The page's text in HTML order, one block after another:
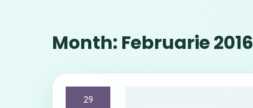
Month: Februarie 2016
29